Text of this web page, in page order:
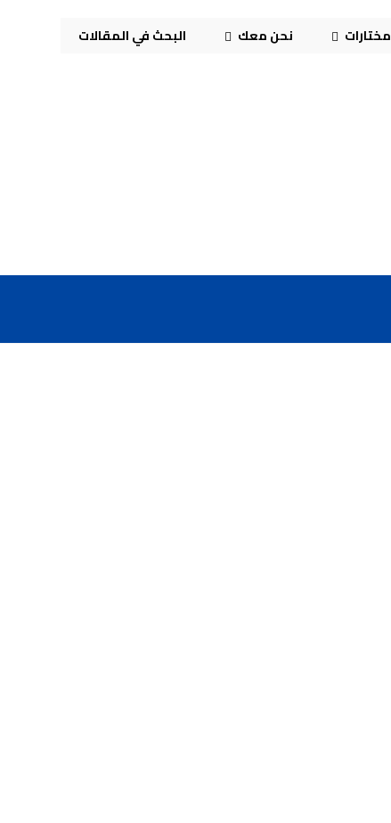
مختارات نحن معك البحث في المقالات